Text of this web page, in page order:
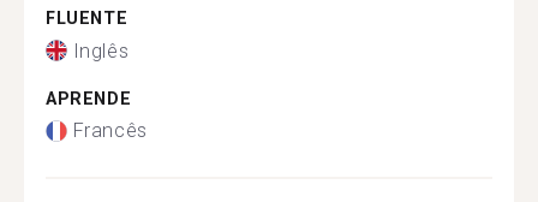
FLUENTE
Inglês
APRENDE
Francês